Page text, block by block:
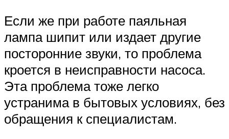
Если же при работе паяльная
лампа шипит или издает другие
посторонние звуки, то проблема
кроется в неисправности насоса.
Эта проблема тоже легко
устранима в бытовых условиях, без
обращения к специалистам.